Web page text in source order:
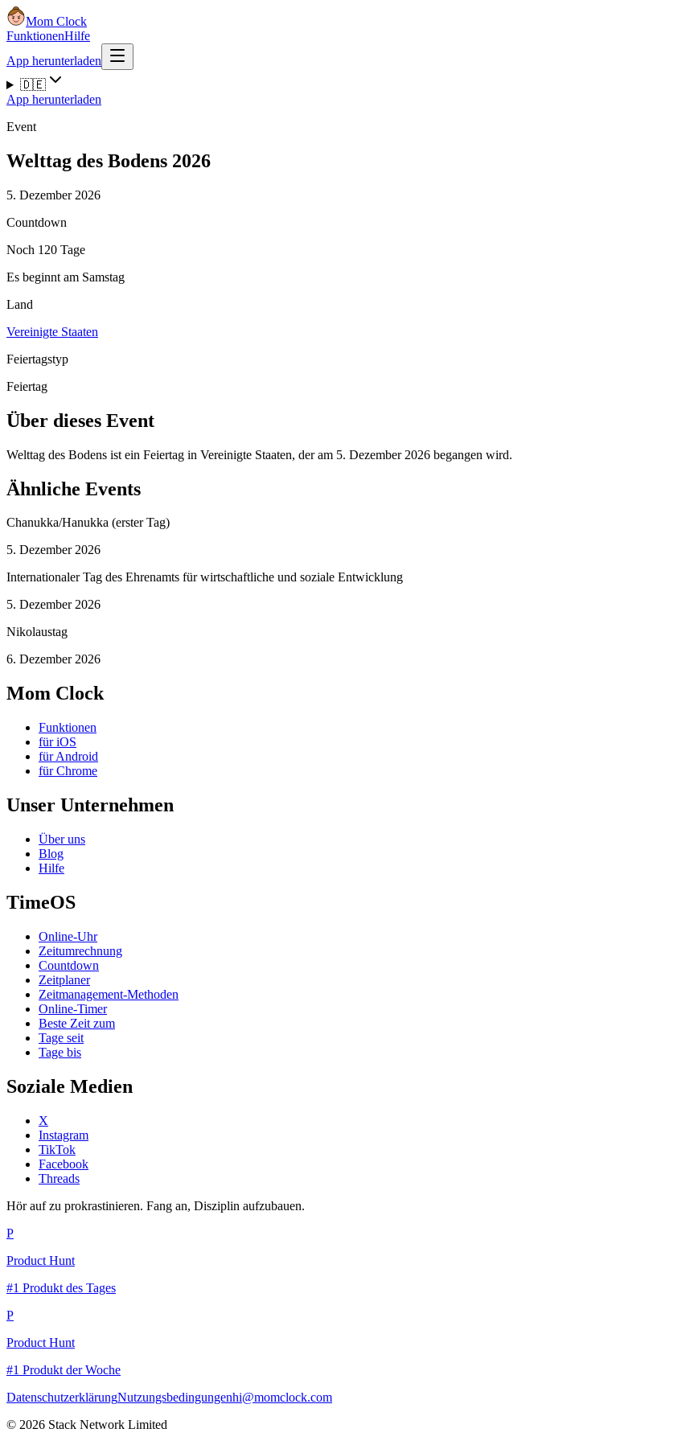
Mom Clock
FunktionenHilfe
App herunterladen
🇩🇪
App herunterladen
Event
Welttag des Bodens 2026
5. Dezember 2026
Countdown
Noch 120 Tage
Es beginnt am Samstag
Land
Vereinigte Staaten
Feiertagstyp
Feiertag
Über dieses Event
Welttag des Bodens ist ein Feiertag in Vereinigte Staaten, der am 5. Dezember 2026 begangen wird.
Ähnliche Events
Chanukka/Hanukka (erster Tag)
5. Dezember 2026
Internationaler Tag des Ehrenamts für wirtschaftliche und soziale Entwicklung
5. Dezember 2026
Nikolaustag
6. Dezember 2026
Mom Clock
Funktionen
für iOS
für Android
für Chrome
Unser Unternehmen
Über uns
Blog
Hilfe
TimeOS
Online-Uhr
Zeitumrechnung
Countdown
Zeitplaner
Zeitmanagement-Methoden
Online-Timer
Beste Zeit zum
Tage seit
Tage bis
Soziale Medien
X
Instagram
TikTok
Facebook
Threads
Hör auf zu prokrastinieren. Fang an, Disziplin aufzubauen.
P
Product Hunt
#1 Produkt des Tages
P
Product Hunt
#1 Produkt der Woche
DatenschutzerklärungNutzungsbedingungenhi@momclock.com
© 2026 Stack Network Limited